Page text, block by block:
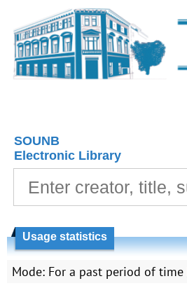
SOUNB
Electronic Library
Usage statistics
Mode: For a past period of time